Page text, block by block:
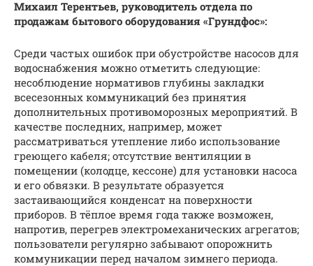
Михаил Терентьев, руководитель отдела по
продажам бытового оборудования «Грундфос»:
Среди частых ошибок при обустройстве насосов для
водоснабжения можно отметить следующие:
несоблюдение нормативов глубины закладки
всесезонных коммуникаций без принятия
дополнительных противоморозных мероприятий. В
качестве последних, например, может
рассматриваться утепление либо использование
греющего кабеля; отсутствие вентиляции в
помещении (колодце, кессоне) для установки насоса
и его обвязки. В результате образуется
застаивающийся конденсат на поверхности
приборов. В тёплое время года также возможен,
напротив, перегрев электромеханических агрегатов;
пользователи регулярно забывают опорожнить
коммуникации перед началом зимнего периода.